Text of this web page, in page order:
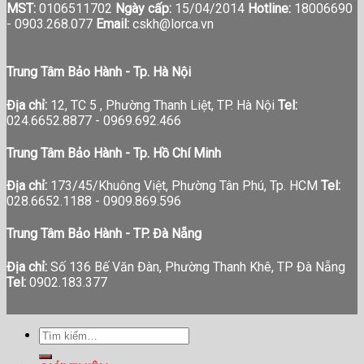
MST: 0106511702 Ngày cấp: 15/04/2014 Hotline: 18006690
- 0903.268.077 Email: cskh@lorca.vn
Trung Tâm Bảo Hành - Tp. Hà Nội
Địa chỉ: 12, TC 5 , Phường Thanh Liệt, TP. Hà Nội Tel:
024.6652.8877 - 0969.692.466
Trung Tâm Bảo Hành - Tp. Hồ Chí Minh
Địa chỉ: 173/45/Khuông Việt, Phường Tân Phú, Tp. HCM Tel:
028.6652.1188 - 0909.869.596
Trung Tâm Bảo Hành - TP. Đà Nẵng
Địa chỉ: Số 136 Bế Văn Đàn, Phường Thanh Khê, TP Đà Nẵng
Tel: 0902.183.377
Tìm
kiếm: